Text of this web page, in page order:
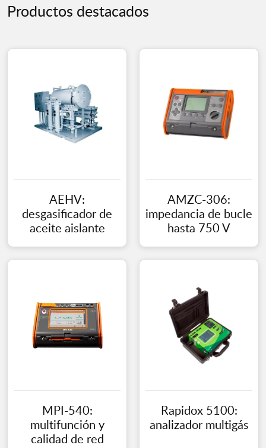
Productos destacados
AEHV:
desgasificador de
aceite aislante
AMZC-306:
impedancia de bucle
hasta 750 V
MPI-540:
multifunción y
calidad de red
Rapidox 5100:
analizador multigás